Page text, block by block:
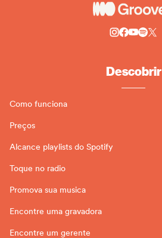
Descobrir
Como funciona
Preços
Alcance playlists do Spotify
Toque no radio
Promova sua musica
Encontre uma gravadora
Encontre um gerente